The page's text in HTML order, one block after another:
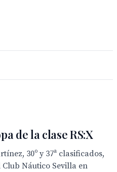
de la clase RS:X
30º y 37ª clasificados,
Náutico Sevilla en